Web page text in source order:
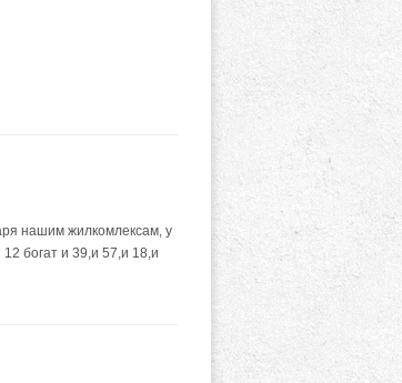
нашим жилкомлексам, у
богат и 39,и 57,и 18,и